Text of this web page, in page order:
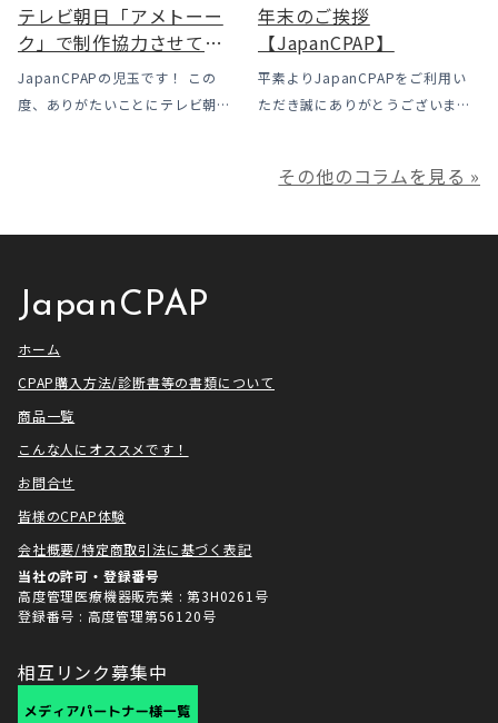
テレビ朝日「アメトーー
ク」で制作協力させてい
ただきました
JapanCPAPの児玉です！ この
度、ありがたいことにテレビ朝日
ク様は長い歴史があり、私も大
年末のご挨拶
【JapanCPAP】
平素よりJapanCPAPをご利用い
ただき誠にありがとうございま
利用いただき本当にありがとうご
満足いただけるサービスを提供さ
その他のコラムを見る »
JapanCPAP
ホーム
CPAP購入方法/診断書等の書類について
商品一覧
こんな人にオススメです！
お問合せ
皆様のCPAP体験
会社概要/特定商取引法に基づく表記
当社の許可・登録番号
高度管理医療機器販売業 : 第3H0261号
登録番号 : 高度管理第56120号
相互リンク募集中